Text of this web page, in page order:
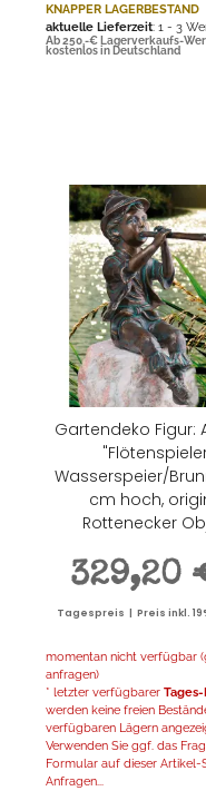
KNAPPER LAGERBESTAND
aktuelle Lieferzeit: 1 - 3
Ab 250,-€ Lagerverkaufs-
kostenlos in Deutschland
Gartendeko Figur:
Wasserspeier/
cm hoch,
Rottenecker
329,20
Tagespreis | Preis inkl.
momentan nicht verfügbar
anfragen)
* letzter verfügbarer
werden keine freien
verfügbaren Lägern
Verwenden Sie ggf. das
Formular auf dieser Artikel-
Anfragen...